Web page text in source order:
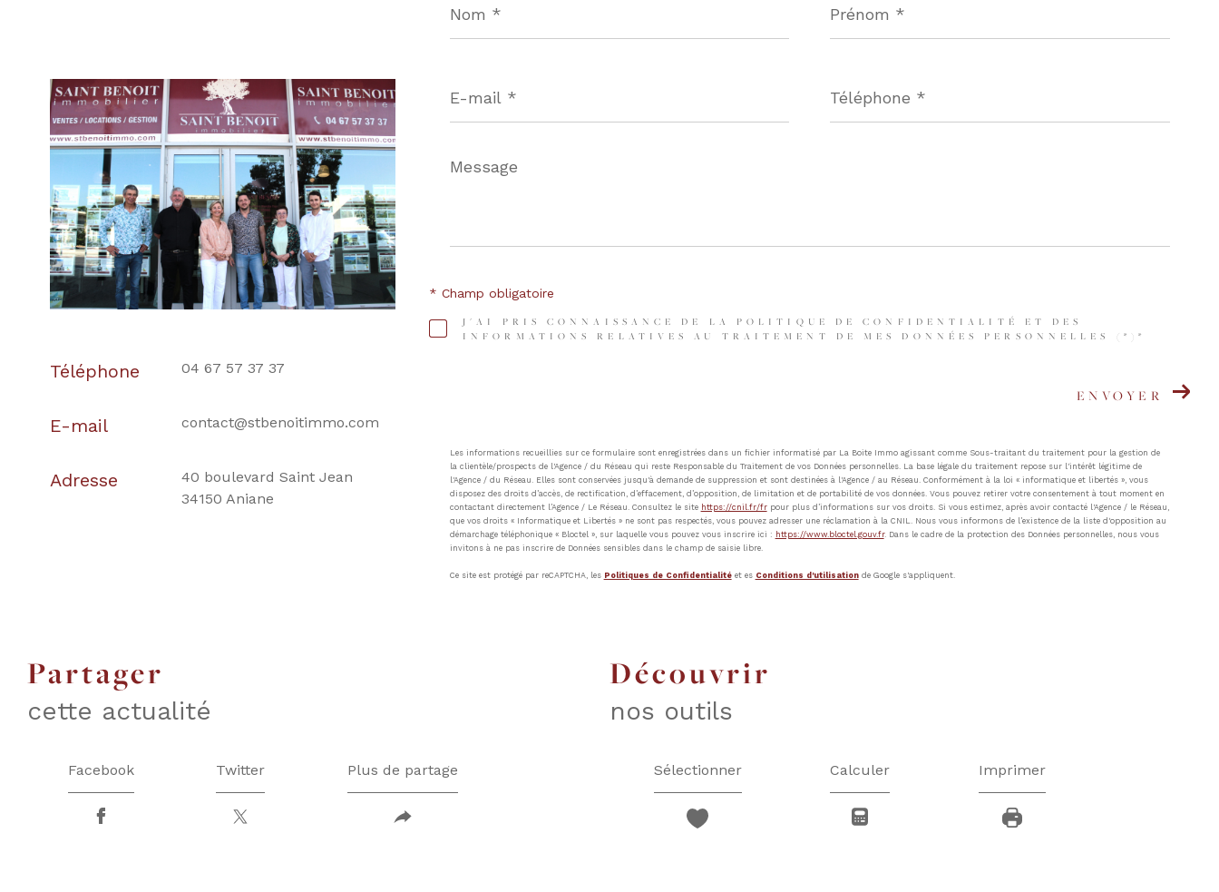
Téléphone 04 67 57 37 37
E-mail contact@stbenoitimmo.com
Adresse
40 boulevard Saint Jean
34150 Aniane
*
*
mail
*
*
Message
*
J'AI PRIS CONNAISSANCE DE LA POLITIQUE DE CONFIDENTIALITÉ ET DES
INFORMATIONS RELATIVES AU TRAITEMENT DE MES DONNÉES PERSONNELLES (*)*
* Champ obligatoire
ENVOYER
Les informations recueillies sur ce formulaire sont enregistrées dans un fichier informatisé par La Boite Immo agissant comme Sous-traitant du traitement pour la gestion de
la clientèle/prospects de l'Agence / du Réseau qui reste Responsable du Traitement de vos Données personnelles. La base légale du traitement repose sur l'intérêt légitime de
l'Agence / du Réseau. Elles sont conservées jusqu'à demande de suppression et sont destinées à l'Agence / au Réseau. Conformément à la loi « informatique et libertés », vous
disposez des droits d’accès, de rectification, d’effacement, d’opposition, de limitation et de portabilité de vos données. Vous pouvez retirer votre consentement à tout moment en
contactant directement l’Agence / Le Réseau. Consultez le site https://cnil.fr/frpour plus d’informations sur vos droits. Si vous estimez, après avoir contacté l'Agence / le Réseau,
que vos droits « Informatique et Libertés » ne sont pas respectés, vous pouvez adresser une réclamation à la CNIL. Nous vous informons de l’existence de la liste d'opposition au
démarchage téléphonique « Bloctel », sur laquelle vous pouvez vous inscrire ici : https://www.bloctel.gouv.fr. Dans le cadre de la protection des Données personnelles, nous vous
invitons à ne pas inscrire de Données sensibles dans le champ de saisie libre.
Ce site est protégé par reCAPTCHA, les Politiques de Confidentialitéet es Conditions d'utilisationde Google s'appliquent.
partager
cette actualité
Facebook Twitter Plus de partage
découvrir
nos outils
Sélectionner Calculer Imprimer